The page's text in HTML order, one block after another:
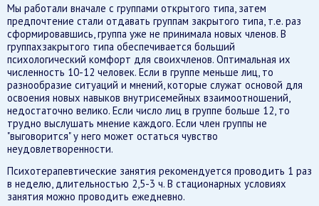
Мы работали вначале с группами открытого типа, затем
предпочтение стали отдавать группам закрытого типа, т.е. раз
сформировавшись, группа уже не принимала новых членов. В
группахзакрытого типа обеспечивается больший
психологический комфорт для своихчленов. Оптимальная их
численность 10-12 человек. Если в группе меньше лиц, то
разнообразие ситуаций и мнений, которые служат основой для
освоения новых навыков внутрисемейных взаимоотношений,
недостаточно велико. Если число лиц в группе больше 12, то
трудно выслушать мнение каждого. Если член группы не
"выговорится" у него может остаться чувство
неудовлетворенности.
Психотерапевтические занятия рекомендуется проводить 1 раз
в неделю, длительностью 2,5-3 ч. В стационарных условиях
занятия можно проводить ежедневно.